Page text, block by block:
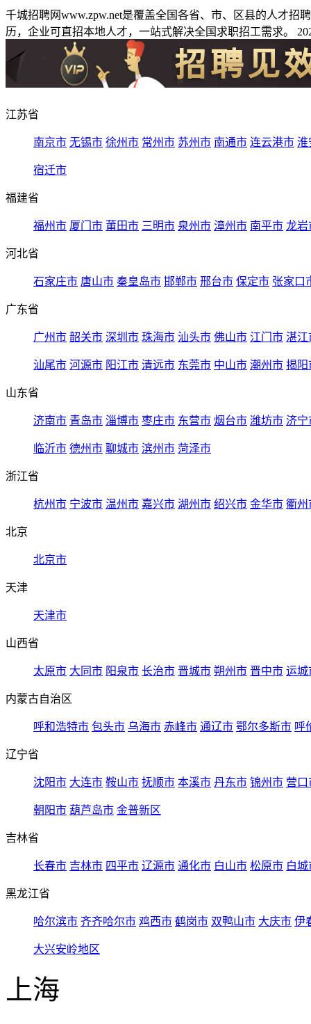
千城招聘网www.zpw.net是覆盖全国各省、市、区县的人才
历，企业可直招本地人才，一站式解决全国求职招工需求。
江苏省
南京市 无锡市 徐州市 常州市 苏州市 南通市 连云港市 淮
宿迁市
福建省
福州市 厦门市 莆田市 三明市 泉州市 漳州市 南平市 龙岩
河北省
石家庄市 唐山市 秦皇岛市 邯郸市 邢台市 保定市 张家口
广东省
广州市 韶关市 深圳市 珠海市 汕头市 佛山市 江门市 湛江
汕尾市 河源市 阳江市 清远市 东莞市 中山市 潮州市 揭阳
山东省
济南市 青岛市 淄博市 枣庄市 东营市 烟台市 潍坊市 济宁
临沂市 德州市 聊城市 滨州市 菏泽市
浙江省
杭州市 宁波市 温州市 嘉兴市 湖州市 绍兴市 金华市 衢州
北京
北京市
天津
天津市
山西省
太原市 大同市 阳泉市 长治市 晋城市 朔州市 晋中市 运城
内蒙古自治区
呼和浩特市 包头市 乌海市 赤峰市 通辽市 鄂尔多斯市 呼
辽宁省
沈阳市 大连市 鞍山市 抚顺市 本溪市 丹东市 锦州市 营口
朝阳市 葫芦岛市 金普新区
吉林省
长春市 吉林市 四平市 辽源市 通化市 白山市 松原市 白城
黑龙江省
哈尔滨市 齐齐哈尔市 鸡西市 鹤岗市 双鸭山市 大庆市 伊
大兴安岭地区
上海